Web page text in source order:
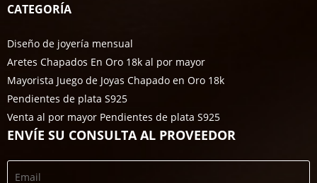
CATEGORÍA
Diseño de joyería mensual
Aretes Chapados En Oro 18k al por mayor
Mayorista Juego de Joyas Chapado en Oro 18k
Pendientes de plata S925
Venta al por mayor Pendientes de plata S925
ENVÍE SU CONSULTA AL PROVEEDOR